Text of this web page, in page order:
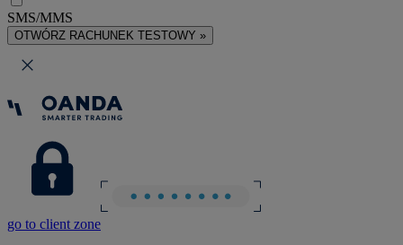
SMS/MMS
OTWÓRZ RACHUNEK TESTOWY »
go to client zone